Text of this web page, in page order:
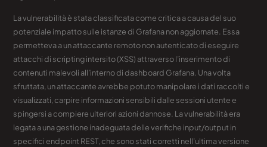
La vulnerabilità è stata classificata come critica a causa del suo
potenziale impatto sulle istanze di Grafana non aggiornate. Essa
permetteva a un attaccante remoto non autenticato di eseguire
attacchi di scripting intersito (XSS) attraverso l’inserimento di
contenuti malevoli all’interno di dashboard Grafana. Una volta
sfruttata, un attaccante avrebbe potuto manipolare i dati raccolti e
visualizzati, carpire informazioni sensibili dalle sessioni utente e
spingersi a compiere ulteriori azioni dannose. La vulnerabilità era
legata a una gestione inadeguata delle verifiche input/output in
specifici endpoint REST, che sono stati corretti nell’ultima versione